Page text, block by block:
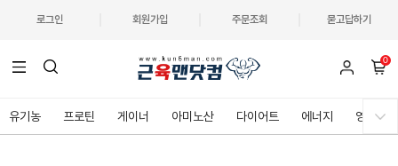
로그인 회원가입 주문조회 묻고답하기
0
유기농 프로틴 게이너 아미노산 다이어트 에너지 영양제